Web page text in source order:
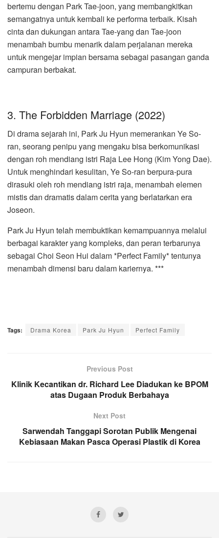
bertemu dengan Park Tae-joon, yang membangkitkan
semangatnya untuk kembali ke performa terbaik. Kisah
cinta dan dukungan antara Tae-yang dan Tae-joon
menambah bumbu menarik dalam perjalanan mereka
untuk mengejar impian bersama sebagai pasangan ganda
campuran berbakat.
3. The Forbidden Marriage (2022)
Di drama sejarah ini, Park Ju Hyun memerankan Ye So-
ran, seorang penipu yang mengaku bisa berkomunikasi
dengan roh mendiang istri Raja Lee Hong (Kim Yong Dae).
Untuk menghindari kesulitan, Ye So-ran berpura-pura
dirasuki oleh roh mendiang istri raja, menambah elemen
mistis dan dramatis dalam cerita yang berlatarkan era
Joseon.
Park Ju Hyun telah membuktikan kemampuannya melalui
berbagai karakter yang kompleks, dan peran terbarunya
sebagai Choi Seon Hui dalam *Perfect Family* tentunya
menambah dimensi baru dalam kariernya. ***
Tags: Drama Korea Park Ju Hyun Perfect Family
Previous Post
Klinik Kecantikan dr. Richard Lee Diadukan ke BPOM
atas Dugaan Produk Berbahaya
Next Post
Sarwendah Tanggapi Sorotan Publik Mengenai
Kebiasaan Makan Pasca Operasi Plastik di Korea